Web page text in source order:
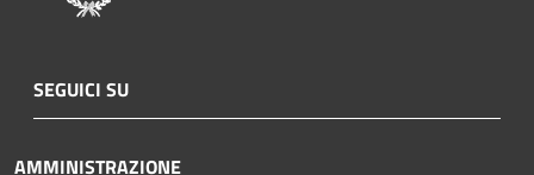
SEGUICI SU
AMMINISTRAZIONE